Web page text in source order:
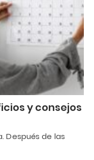
y consejos
Después de las